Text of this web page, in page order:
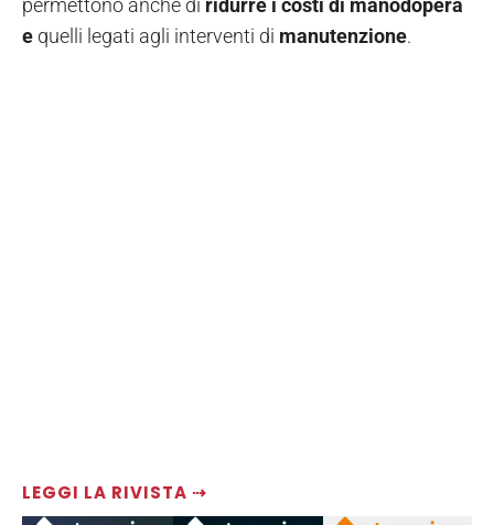
LEGGI LA RIVISTA ⇢
e quelli legati agli interventi di manutenzione.